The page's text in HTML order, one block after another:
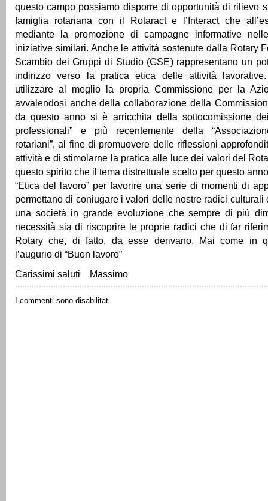
questo campo possiamo disporre di opportunità di rilievo
famiglia rotariana con il Rotaract e l’Interact che
mediante la promozione di campagne informative
iniziative similari. Anche le attività sostenute dalla Rotary
Scambio dei Gruppi di Studio (GSE) rappresentano un
indirizzo verso la pratica etica delle attività
utilizzare al meglio la propria Commissione per la
avvalendosi anche della collaborazione della
da questo anno si è arricchita della sottocomissione
professionali” e più recentemente della
rotariani”, al fine di promuovere delle riflessioni
attività e di stimolarne la pratica alle luce dei valori del
questo spirito che il tema distrettuale scelto per questo
“Etica del lavoro” per favorire una serie di momenti di
permettano di coniugare i valori delle nostre radici culturali
una società in grande evoluzione che sempre di più
necessità sia di riscoprire le proprie radici che di far
Rotary che, di fatto, da esse derivano. Mai come in
l’augurio di “Buon lavoro”
Carissimi saluti Massimo
I commenti sono disabilitati.